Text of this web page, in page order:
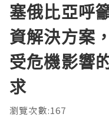
塞俄比亞呼
資解決方案
受危機影響
求
瀏覽次數:167